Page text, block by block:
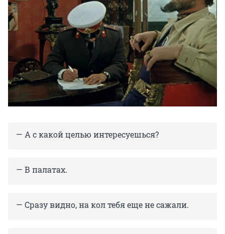
— А с какой целью интересуешься?
— В палатах.
— Сразу видно, на кол тебя еще не сажали.